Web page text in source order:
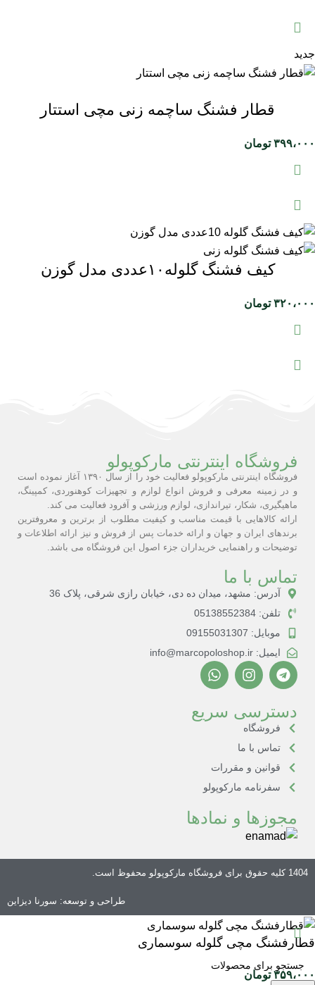
جدید
قطار فشنگ ساچمه زنی مچی استتار
۳۹۹،۰۰۰ تومان
کیف فشنگ گلوله۱۰عددی مدل گوزن
۳۲۰،۰۰۰ تومان
فروشگاه اینترنتی مارکوپولو
فروشگاه اینترنتی مارکوپولو فعالیت خود را از سال ۱۳۹۰ آغاز نموده است
و در زمینه معرفی و فروش انواع لوازم و تجهیزات کوهنوردی، کمپینگ،
ماهیگیری، شکار، تیراندازی، لوازم ورزشی و آفرود فعالیت می کند.
ارائه کالاهایی با قیمت مناسب و کیفیت مطلوب از برترین و معروفترین
برندهای ایران و جهان و ارائه خدمات پس از فروش و نیز ارائه اطلاعات و
توضیحات و راهنمایی خریداران جزء اصول این فروشگاه می باشد.
تماس با ما
آدرس: مشهد، میدان ده دی، خیابان رازی شرقی، پلاک 36
تلفن: 05138552384
موبایل: 09155031307
ایمیل: info@marcopoloshop.ir
دسترسی سریع
فروشگاه
تماس با ما
قوانین و مقررات
سفرنامه مارکوپولو
مجوزها و نمادها
1404 کلیه حقوق برای فروشگاه مارکوپولو محفوظ است.
طراحی و توسعه: سورنا دیزاین
قطارفشنگ مچی گلوله سوسماری
۳۵۹،۰۰۰ تومان